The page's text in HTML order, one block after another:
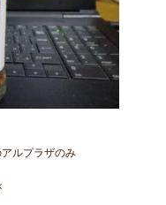
ルプラザのみ